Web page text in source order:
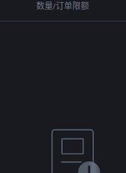
数量/订单限额